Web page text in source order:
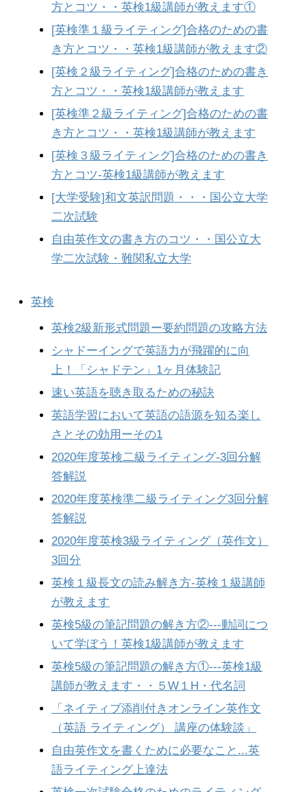
方とコツ・・英検1級講師が教えます①
[英検準１級ライティング]合格のための書
き方とコツ・・英検1級講師が教えます②
[英検２級ライティング]合格のための書き
方とコツ・・英検1級講師が教えます
[英検準２級ライティング]合格のための書
き方とコツ・・英検1級講師が教えます
[英検３級ライティング]合格のための書き
方とコツ-英検1級講師が教えます
[大学受験]和文英訳問題・・・国公立大学
二次試験
自由英作文の書き方のコツ・・国公立大
学二次試験・難関私立大学
英検
英検2級新形式問題ー要約問題の攻略方法
シャドーイングで英語力が飛躍的に向
上！「シャドテン」1ヶ月体験記
速い英語を聴き取るための秘訣
英語学習において英語の語源を知る楽し
さとその効用ーその1
2020年度英検二級ライティング-3回分解
答解説
2020年度英検準二級ライティング3回分解
答解説
2020年度英検3級ライティング（英作文）
3回分
英検１級長文の読み解き方-英検１級講師
が教えます
英検5級の筆記問題の解き方②---動詞につ
いて学ぼう！英検1級講師が教えます
英検5級の筆記問題の解き方①---英検1級
講師が教えます・・５W１H・代名詞
「ネイティブ添削付きオンライン英作文
（英語 ライティング） 講座の体験談」
自由英作文を書くために必要なこと...英
語ライティング上達法